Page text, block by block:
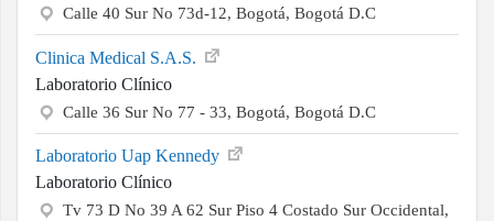
Calle 40 Sur No 73d-12, Bogotá, Bogotá D.C
Clinica Medical S.A.S.
Laboratorio Clínico
Calle 36 Sur No 77 - 33, Bogotá, Bogotá D.C
Laboratorio Uap Kennedy
Laboratorio Clínico
Tv 73 D No 39 A 62 Sur Piso 4 Costado Sur Occidental,